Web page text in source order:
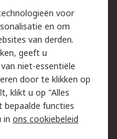
veiligheid
voor
en om
van derden.
geeft u
niet-essentiële
door te klikken op
klikt u op "Alles
functies
in ons cookiebeleid